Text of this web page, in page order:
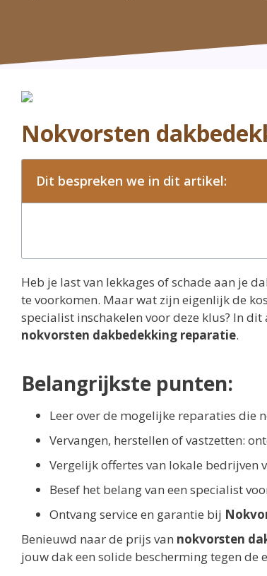
Nokvorsten
Dit bespreken we in dit artikel:
Heb je last van lekkages of schade aan je
te voorkomen. Maar wat zijn eigenlijk de
specialist inschakelen voor deze klus? In
nokvorsten dakbedekking reparatie.
Belangrijkste punten:
Leer over de mogelijke reparaties die
Vervangen, herstellen of vastzetten:
Vergelijk offertes van lokale bedrijven
Besef het belang van een specialist
Ontvang service en garantie bij
Benieuwd naar de prijs van nokvorsten
jouw dak een solide bescherming tegen de